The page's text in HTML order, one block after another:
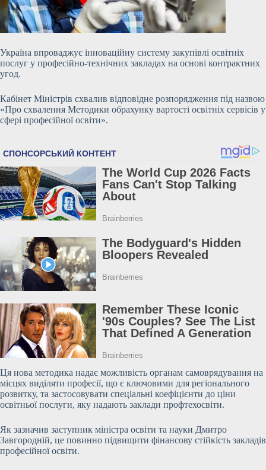
Україна впроваджує інноваційну систему закупівлі освітніх
послуг у професійно-технічних закладах на основі контрактних
угод.
Кабінет Міністрів схвалив відповідне розпорядження під назвою
«Про схвалення Методики обрахунку вартості освітніх сервісів у
сфері професійної освіти».
Ця нова методика надає можливість органам самоврядування на
місцях виділяти професії, що є ключовими для регіонального
розвитку, та застосовувати спеціальні коефіцієнти до ціни
освітньої послуги, яку надають заклади профтехосвіти.
Як зазначив заступник міністра освіти та науки Дмитро
Завгородній, це повинно підвищити фінансову стійкість закладів
професійної освіти.